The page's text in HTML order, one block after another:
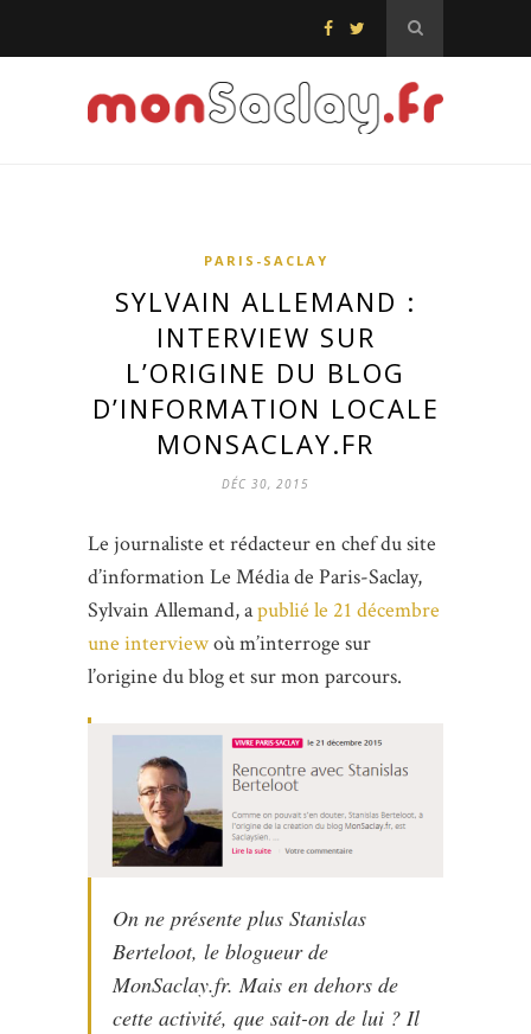
PARIS-SACLAY
SYLVAIN ALLEMAND :
INTERVIEW SUR
L’ORIGINE DU BLOG
D’INFORMATION LOCALE
MONSACLAY.FR
DÉC 30, 2015
Le journaliste et rédacteur en chef du site
d’information Le Média de Paris-Saclay,
Sylvain Allemand, apublié le 21 décembre
une interviewoù m’interroge sur
l’origine du blog et sur mon parcours.
On ne présente plus Stanislas
Berteloot, le blogueur de
MonSaclay.fr. Mais en dehors de
cette activité, que sait-on de lui ? Il